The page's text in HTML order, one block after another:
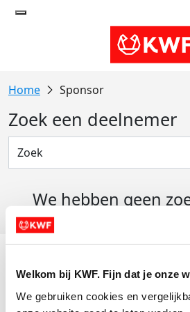
Welkom bij KWF. Fijn dat je onze
We gebruiken cookies en
Sponsor
Zoek een deelnemer
We hebben geen
Actiematerialen
Evenementen